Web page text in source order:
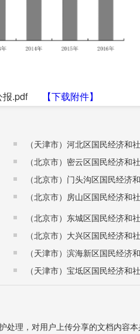
报.pdf 【下载附件】
理，对用户上传分享的文档内容